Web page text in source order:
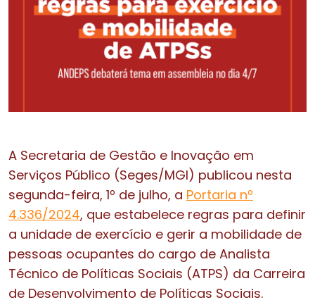
A Secretaria de Gestão e Inovação em
Serviços Público (Seges/MGI) publicou nesta
segunda-feira, 1º de julho, a Portaria nº
4.336/2024, que estabelece regras para definir
a unidade de exercício e gerir a mobilidade de
pessoas ocupantes do cargo de Analista
Técnico de Políticas Sociais (ATPS) da Carreira
de Desenvolvimento de Políticas Sociais.